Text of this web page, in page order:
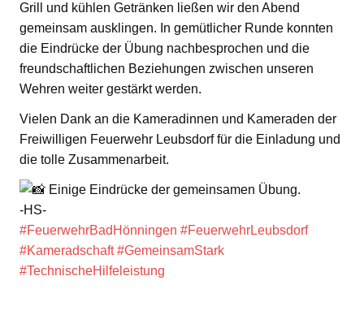
Grill und kühlen Getränken ließen wir den Abend
gemeinsam ausklingen. In gemütlicher Runde konnten
die Eindrücke der Übung nachbesprochen und die
freundschaftlichen Beziehungen zwischen unseren
Wehren weiter gestärkt werden.
Vielen Dank an die Kameradinnen und Kameraden der
Freiwilligen Feuerwehr Leubsdorf für die Einladung und
die tolle Zusammenarbeit.
Einige Eindrücke der gemeinsamen Übung.
-HS-
#FeuerwehrBadHönningen #FeuerwehrLeubsdorf
#Kameradschaft #GemeinsamStark
#TechnischeHilfeleistung